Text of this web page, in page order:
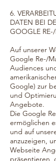
6.
DATEN BEI
GOOGLE
Auf unserer
Google Re-/
Audiences
Google) zur
und
Angebote.
Die Google
ermöglichen
und auf
anzuzeigen,
Webseite
präsentieren,